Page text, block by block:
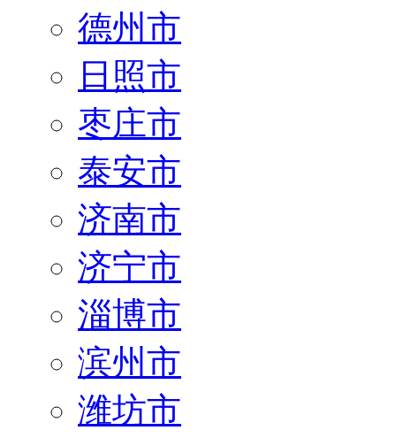
德州市
日照市
枣庄市
泰安市
济南市
济宁市
淄博市
滨州市
潍坊市